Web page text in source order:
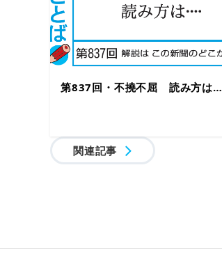
第837回・不撓不屈 読み方は…
関連記事